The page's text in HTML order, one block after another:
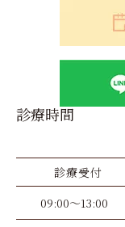
診療時間
診療受付
09:00～13:00